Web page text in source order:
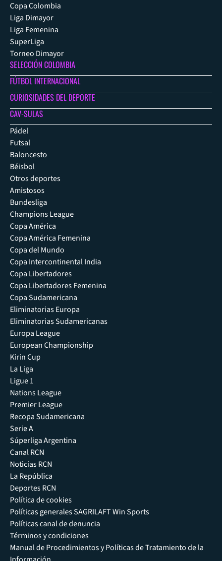
Copa Colombia
Liga Dimayor
Liga Femenina
SuperLiga
Torneo Dimayor
SELECCIÓN COLOMBIA
FÚTBOL INTERNACIONAL
CURIOSIDADES DEL DEPORTE
CAV-SULAS
Pádel
Futsal
Baloncesto
Béisbol
Otros deportes
Amistosos
Bundesliga
Champions League
Copa América
Copa América Femenina
Copa del Mundo
Copa Intercontinental India
Copa Libertadores
Copa Libertadores Femenina
Copa Sudamericana
Eliminatorias Europa
Eliminatorias Sudamericanas
Europa League
European Championship
Kirin Cup
La Liga
Ligue 1
Nations League
Premier League
Recopa Sudamericana
Serie A
Súperliga Argentina
Canal RCN
Noticias RCN
La República
Deportes RCN
Política de cookies
Políticas generales SAGRILAFT Win Sports
Políticas canal de denuncia
Términos y condiciones
Manual de Procedimientos y Políticas de Tratamiento de la